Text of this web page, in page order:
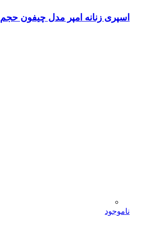
اسپری زنانه امپر مدل چیفون حجم ۲۰۰ میل
ناموجود